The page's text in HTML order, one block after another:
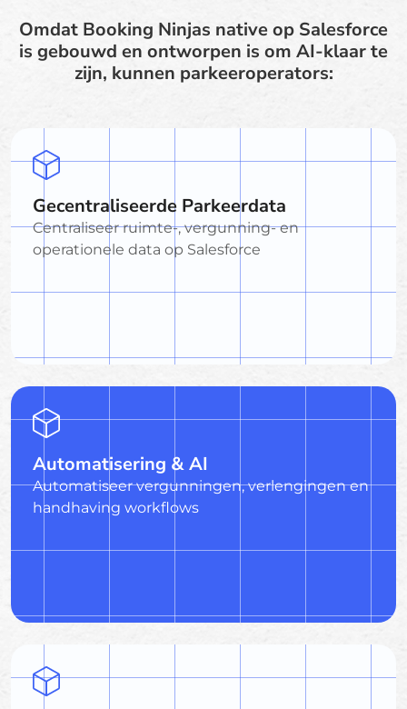
Omdat Booking Ninjas native op Salesforce
is gebouwd en ontworpen is om AI-klaar te
zijn, kunnen parkeeroperators:
Gecentraliseerde Parkeerdata
Centraliseer ruimte-, vergunning- en
operationele data op Salesforce
Automatisering & AI
Automatiseer vergunningen, verlengingen en
handhaving workflows